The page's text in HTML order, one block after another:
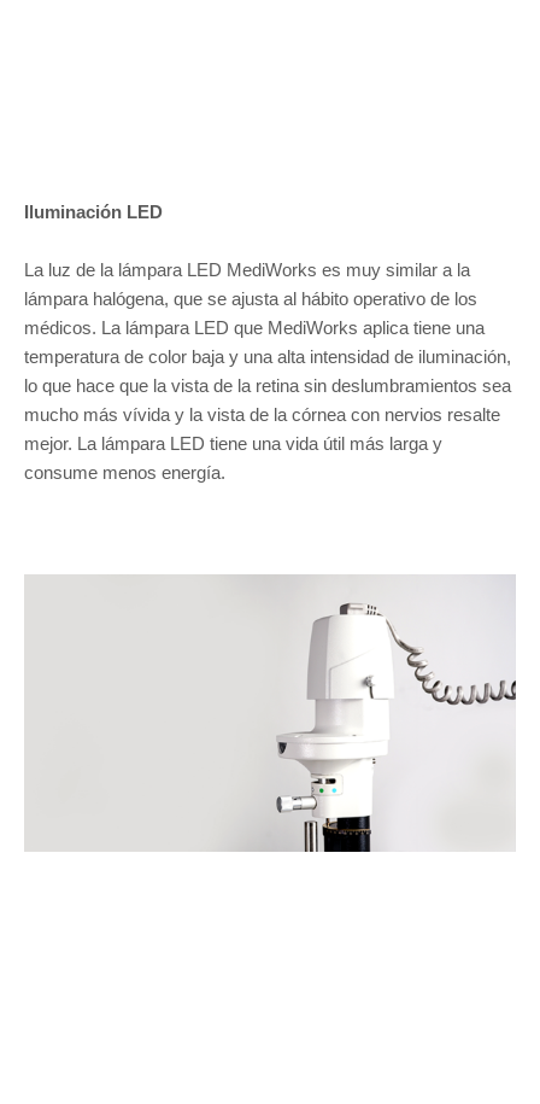
Iluminación LED
La luz de la lámpara LED MediWorks es muy similar a la
lámpara halógena, que se ajusta al hábito operativo de los
médicos. La lámpara LED que MediWorks aplica tiene una
temperatura de color baja y una alta intensidad de iluminación,
lo que hace que la vista de la retina sin deslumbramientos sea
mucho más vívida y la vista de la córnea con nervios resalte
mejor. La lámpara LED tiene una vida útil más larga y
consume menos energía.